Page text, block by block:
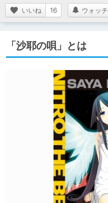
いいね 16 ウォッチ
「沙耶の唄」とは